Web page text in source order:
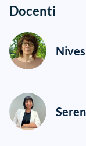
Docenti